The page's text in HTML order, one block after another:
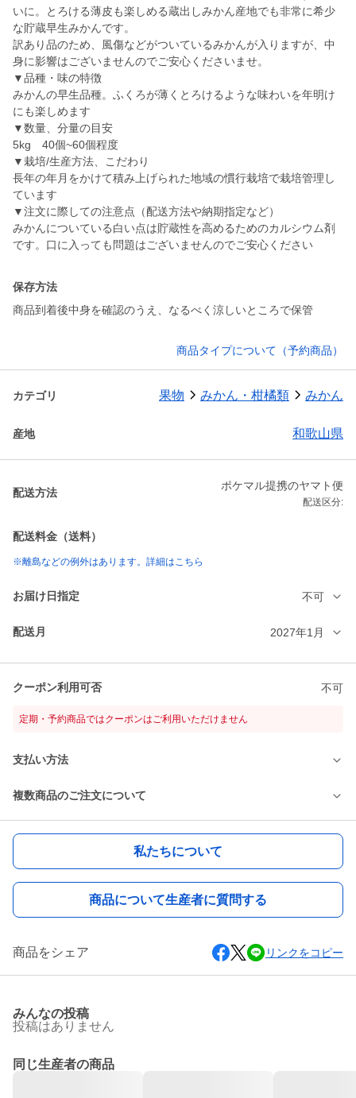
いに。とろける薄皮も楽しめる蔵出しみかん産地でも非常に希少
な貯蔵早生みかんです。
訳あり品のため、風傷などがついているみかんが入りますが、中
身に影響はございませんのでご安心くださいませ。
▼品種・味の特徴
みかんの早生品種。ふくろが薄くとろけるような味わいを年明け
にも楽しめます
▼数量、分量の目安
5kg 40個~60個程度
▼栽培/生産方法、こだわり
長年の年月をかけて積み上げられた地域の慣行栽培で栽培管理し
ています
▼注文に際しての注意点（配送方法や納期指定など）
みかんについている白い点は貯蔵性を高めるためのカルシウム剤
です。口に入っても問題はございませんのでご安心ください
保存方法
商品到着後中身を確認のうえ、なるべく涼しいところで保管
商品タイプについて（予約商品）
カテゴリ 果物 みかん・柑橘類 みかん
産地 和歌山県
配送方法
ポケマル提携のヤマト便
配送区分:
配送料金（送料）
※離島などの例外はあります。詳細はこちら
お届け日指定 不可
配送月 2027年1月
クーポン利用可否 不可
定期・予約商品ではクーポンはご利用いただけません
支払い方法
複数商品のご注文について
私たちについて
商品について生産者に質問する
商品をシェア リンクをコピー
みんなの投稿
投稿はありません
同じ生産者の商品